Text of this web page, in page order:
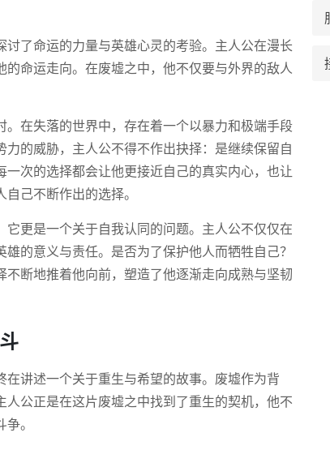
讨了命运的力量与英雄心灵的考验。主人公在漫长
命运走向。在废墟之中，他不仅要与外界的敌人
在失落的世界中，存在着一个以暴力和极端手段
的威胁，主人公不得不作出抉择：是继续保留自
次的选择都会让他更接近自己的真实内心，也让
己不断作出的选择。
更是一个关于自我认同的问题。主人公不仅仅在
的意义与责任。是否为了保护他人而牺牲自己？
断地推着他向前，塑造了他逐渐走向成熟与坚韧
讲述一个关于重生与希望的故事。废墟作为背
公正是在这片废墟之中找到了重生的契机，他不
。